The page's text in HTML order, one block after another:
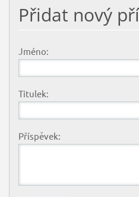
Přidat nový
Jméno:
Titulek:
Příspěvek: